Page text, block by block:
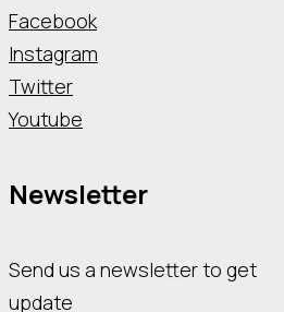
Facebook
Instagram
Twitter
Youtube
Newsletter
Send us a newsletter to get
update